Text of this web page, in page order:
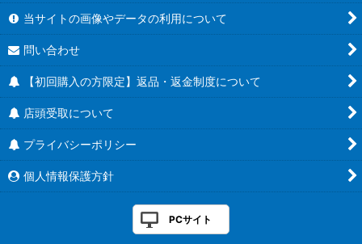
当サイトの画像やデータの利用について
問い合わせ
【初回購入の方限定】返品・返金制度について
店頭受取について
プライバシーポリシー
個人情報保護方針
PCサイト